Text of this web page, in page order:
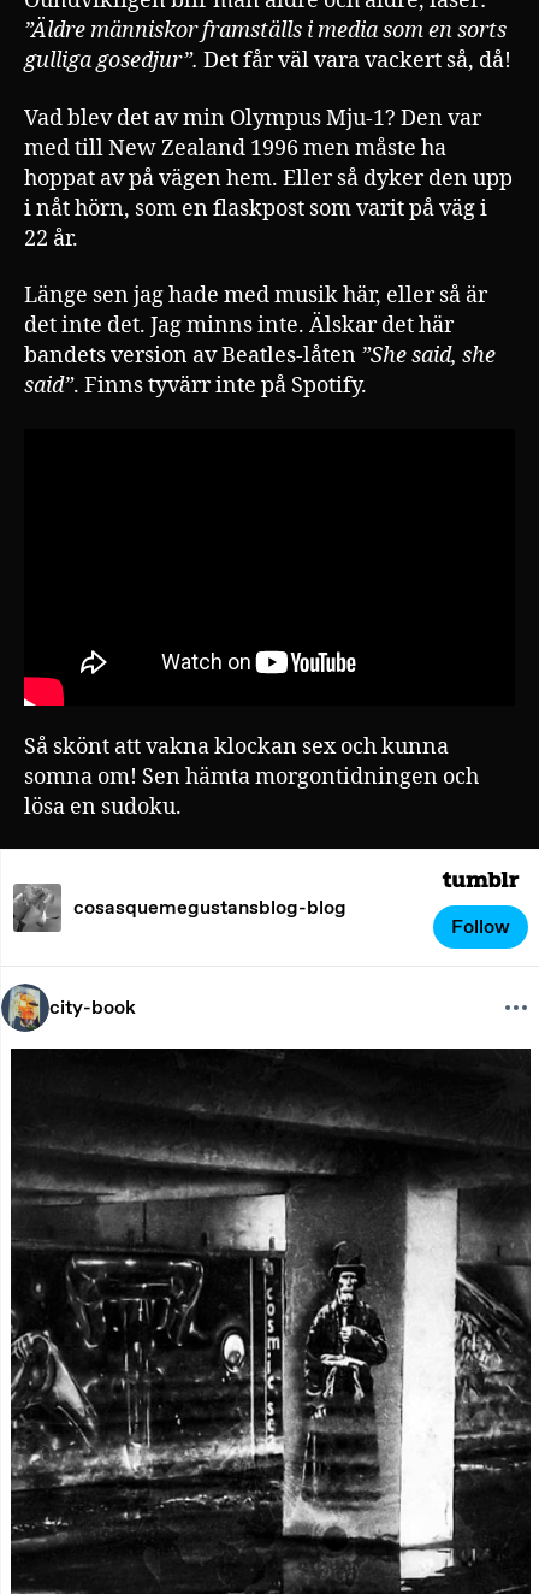
”Äldre människor framställs i media som en sorts
gulliga gosedjur”. Det får väl vara vackert så, då!
Vad blev det av min Olympus Mju-1? Den var
med till New Zealand 1996 men måste ha
hoppat av på vägen hem. Eller så dyker den upp
i nåt hörn, som en flaskpost som varit på väg i
22 år.
Länge sen jag hade med musik här, eller så är
det inte det. Jag minns inte. Älskar det här
bandets version av Beatles-låten ”She said, she
said”. Finns tyvärr inte på Spotify.
Så skönt att vakna klockan sex och kunna
somna om! Sen hämta morgontidningen och
lösa en sudoku.